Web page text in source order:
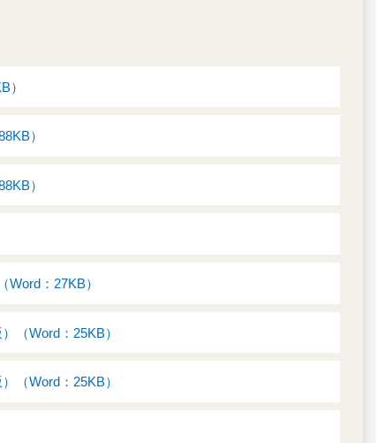
）
）
）
：27KB）
（Word：25KB）
（Word：25KB）